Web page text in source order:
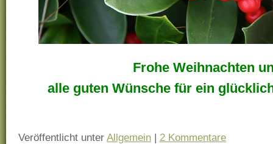
Frohe Weihnachten
alle guten Wünsche für ein
Veröffentlicht unter Allgemein | 2 Kommentare